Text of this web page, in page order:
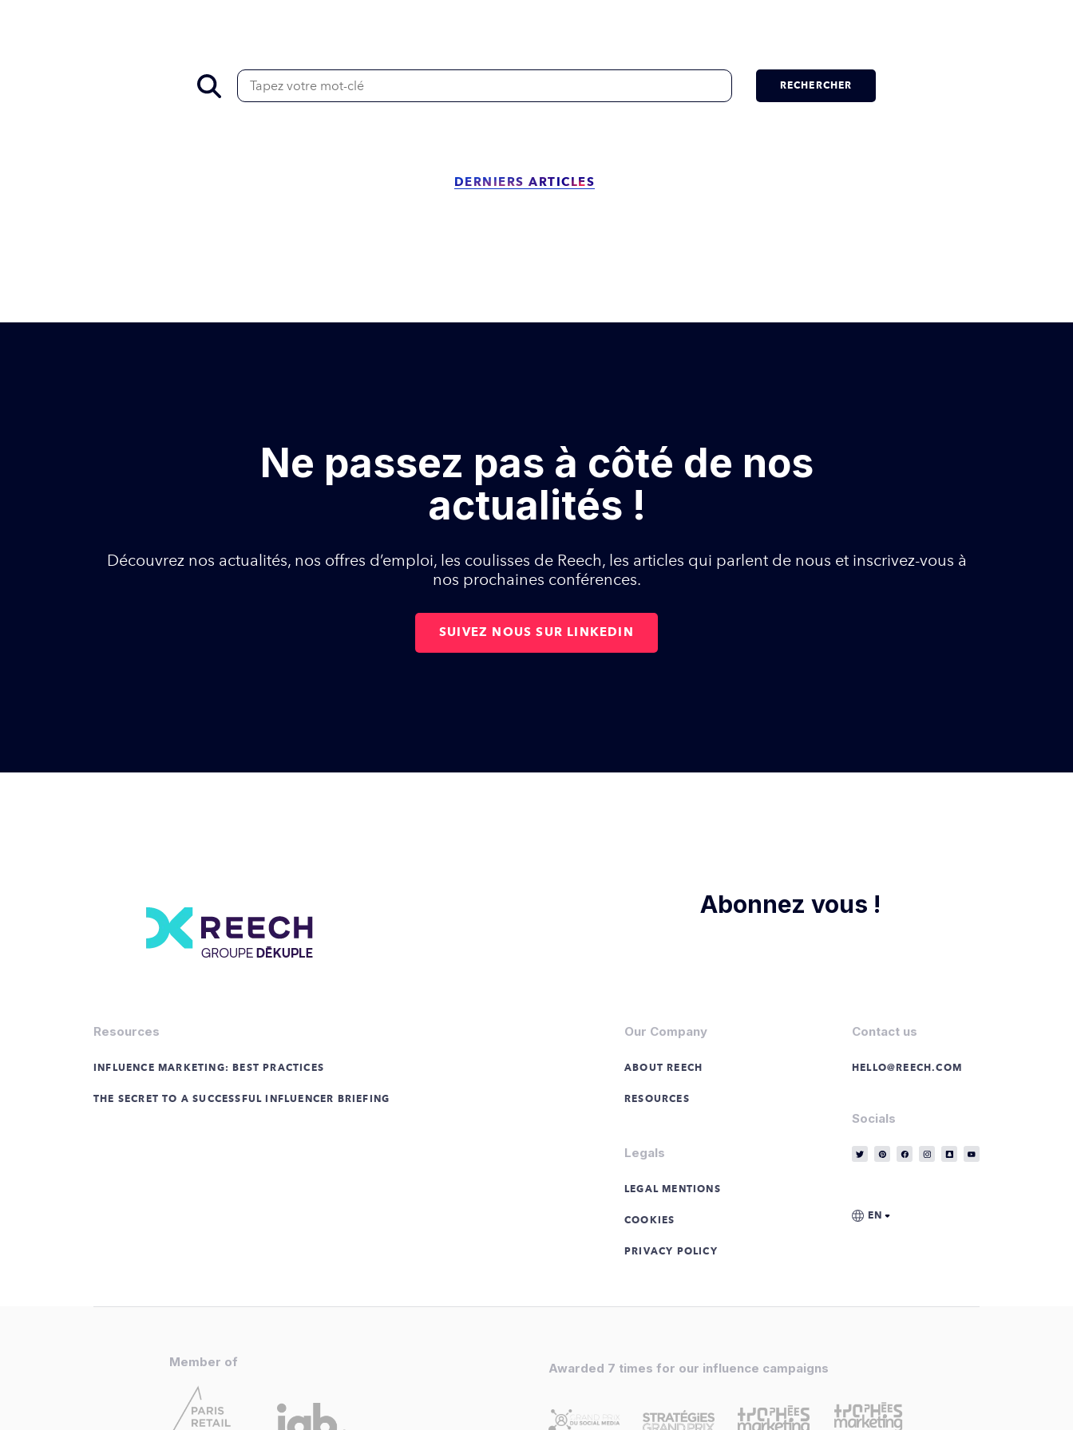
DERNIERS ARTICLES
Ne passez pas à côté de nos
actualités !
Découvrez nos actualités, nos offres d’emploi, les coulisses de Reech, les articles qui parlent de nous et inscrivez-vous à
nos prochaines conférences.
SUIVEZ NOUS SUR LINKEDIN
Abonnez vous !
Resources
INFLUENCE MARKETING: BEST PRACTICES
THE SECRET TO A SUCCESSFUL INFLUENCER BRIEFING
Our Company
ABOUT REECH
RESOURCES
Legals
LEGAL MENTIONS
COOKIES
PRIVACY POLICY
Contact us
HELLO@REECH.COM
Socials
Member of Awarded 7 times for our influence campaigns